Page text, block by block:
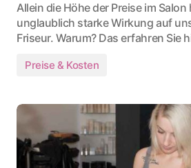
Allein die Höhe der Preise im
unglaublich starke Wirkung auf
Friseur. Warum? Das erfahren Sie
Preise & Kosten